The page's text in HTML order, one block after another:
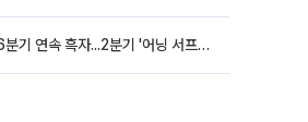
고려아연, 106분기 연속 흑자...2분기 '어닝 서프라이즈'에 장 초반 12%대 강세